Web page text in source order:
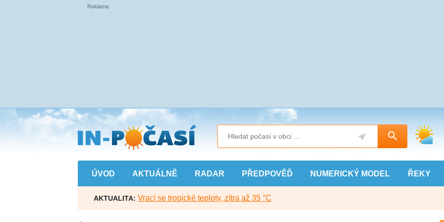
Přejít
na
hlavní
obsah
ÚVOD AKTUÁLNĚ RADAR PŘEDPOVĚĎ NUMERICKÝ MODEL ŘEKY
AKTUALITA: Vrací se tropické teploty, zítra až 35 °C